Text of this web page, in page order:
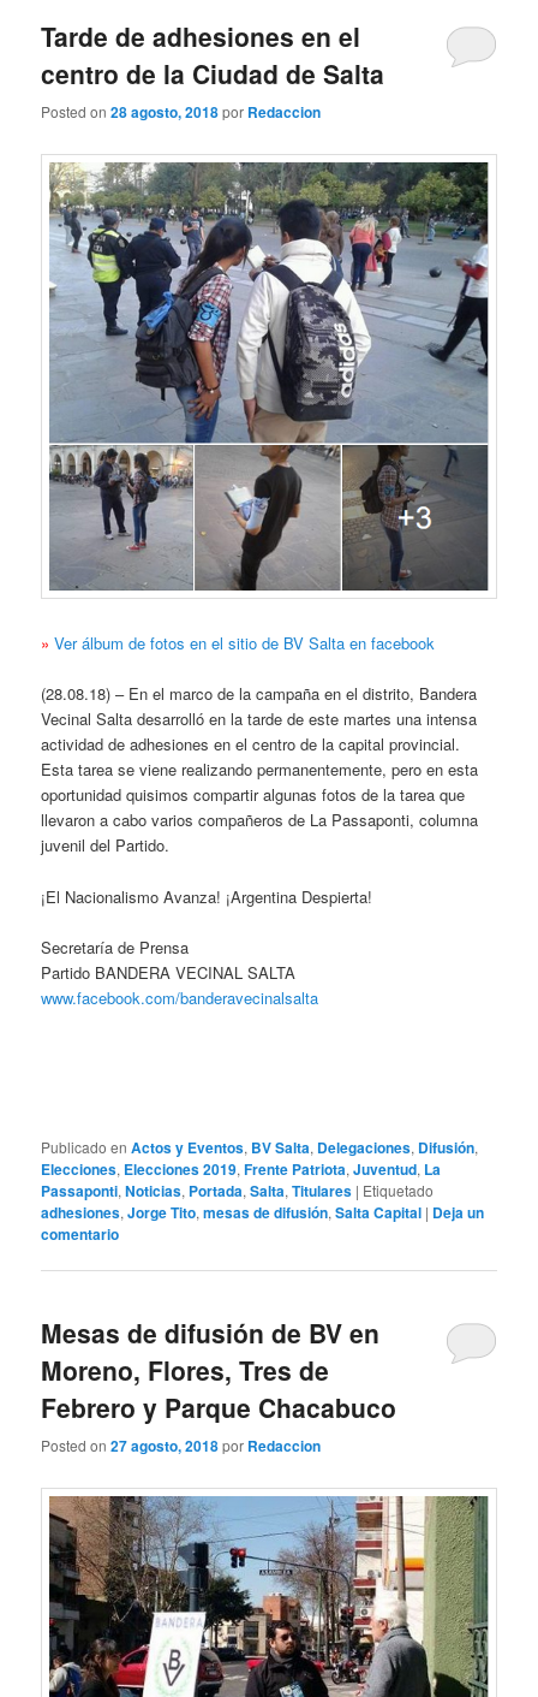
Tarde de adhesiones en el
centro de la Ciudad de Salta
Posted on28 agosto, 2018por Redaccion
» Ver álbum de fotos en el sitio de BV Salta en facebook
(28.08.18) – En el marco de la campaña en el distrito, Bandera
Vecinal Salta desarrolló en la tarde de este martes una intensa
actividad de adhesiones en el centro de la capital provincial.
Esta tarea se viene realizando permanentemente, pero en esta
oportunidad quisimos compartir algunas fotos de la tarea que
llevaron a cabo varios compañeros de La Passaponti, columna
juvenil del Partido.
¡El Nacionalismo Avanza! ¡Argentina Despierta!
Secretaría de Prensa
Partido BANDERA VECINAL SALTA
www.facebook.com/banderavecinalsalta
Publicado en Actos y Eventos, BV Salta, Delegaciones, Difusión,
Elecciones, Elecciones 2019,Frente Patriota,Juventud, La
Passaponti,Noticias, Portada,Salta,Titulares | Etiquetado
adhesiones,Jorge Tito,mesas de difusión,Salta Capital | Deja un
comentario
Mesas de difusión de BV en
Moreno, Flores, Tres de
Febrero y Parque Chacabuco
Posted on27 agosto, 2018por Redaccion